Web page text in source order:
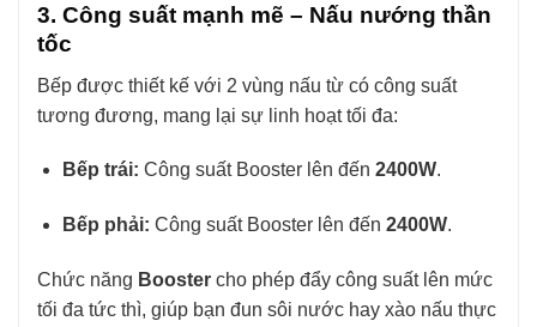
3. Công suất mạnh mẽ – Nấu nướng thần
tốc
Bếp được thiết kế với 2 vùng nấu từ có công suất
tương đương, mang lại sự linh hoạt tối đa:
Bếp trái: Công suất Booster lên đến 2400W.
Bếp phải: Công suất Booster lên đến 2400W.
Chức năng Booster cho phép đẩy công suất lên mức
tối đa tức thì, giúp bạn đun sôi nước hay xào nấu thực